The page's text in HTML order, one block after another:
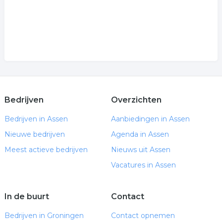
Bedrijven
Bedrijven in Assen
Nieuwe bedrijven
Meest actieve bedrijven
Overzichten
Aanbiedingen in Assen
Agenda in Assen
Nieuws uit Assen
Vacatures in Assen
In de buurt
Bedrijven in Groningen
Contact
Contact opnemen